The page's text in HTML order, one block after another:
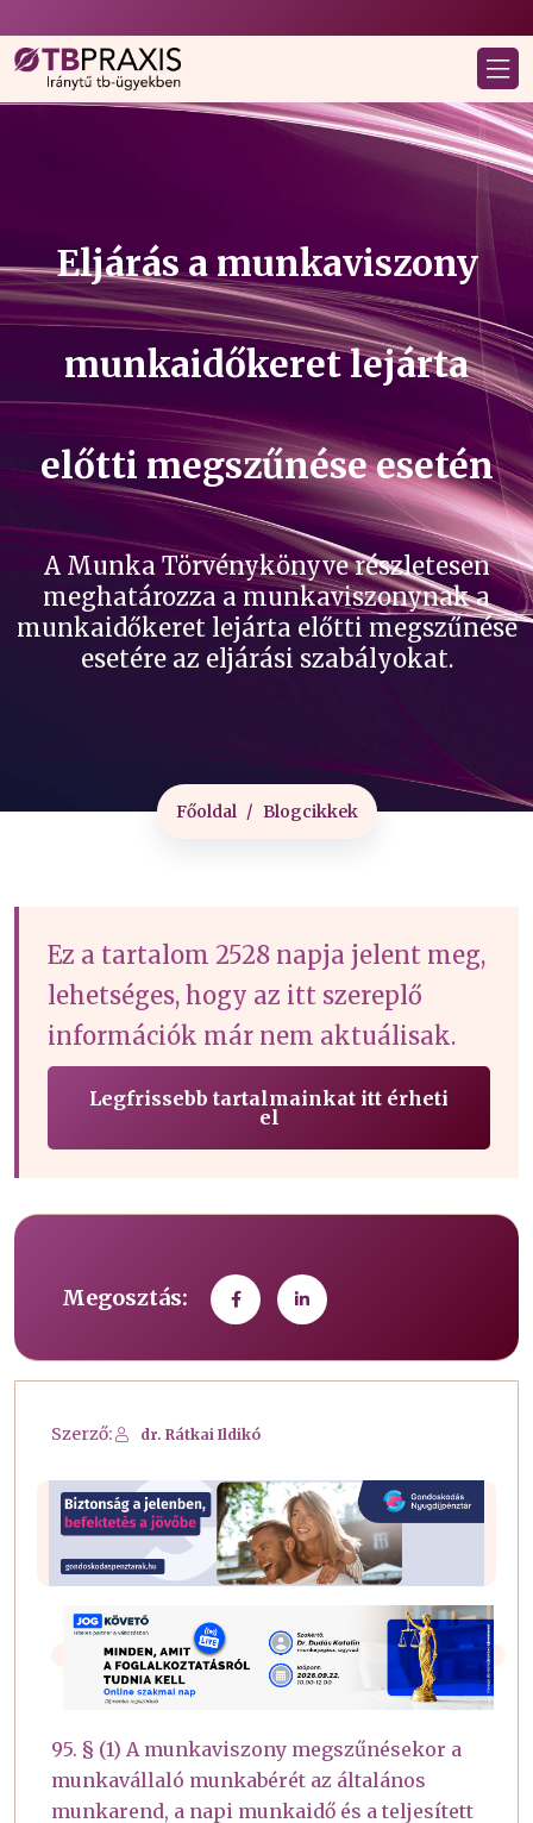
Eljárás a munkaviszony
munkaidőkeret lejárta
előtti megszűnése esetén
A Munka Törvénykönyve részletesen
meghatározza a munkaviszonynak a
munkaidőkeret lejárta előtti megszűnése
esetére az eljárási szabályokat.
Főoldal Blogcikkek
Ez a tartalom 2528 napja jelent meg,
lehetséges, hogy az itt szereplő
információk már nem aktuálisak.
Legfrissebb tartalmainkat itt érheti
el
Megosztás:
Szerző: dr. Rátkai Ildikó
95. § (1) A munkaviszony megszűnésekor a
munkavállaló munkabérét az általános
munkarend, a napi munkaidő és a teljesített